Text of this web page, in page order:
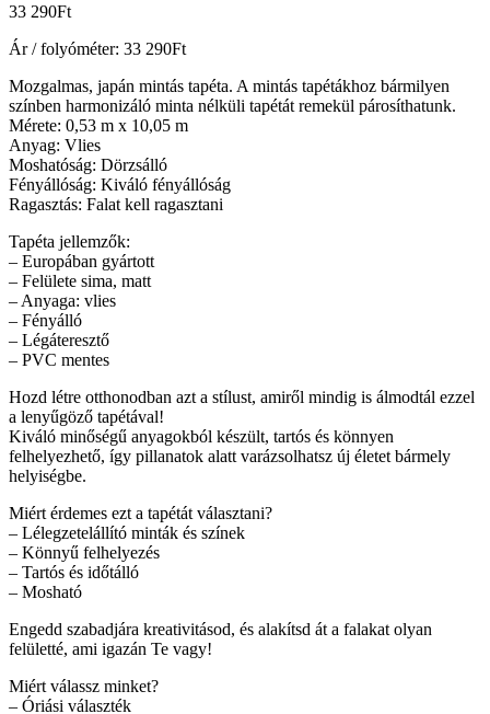
33 290Ft
Ár / folyóméter: 33 290Ft
Mozgalmas, japán mintás tapéta. A mintás tapétákhoz bármilyen
színben harmonizáló minta nélküli tapétát remekül párosíthatunk.
Mérete: 0,53 m x 10,05 m
Anyag: Vlies
Moshatóság: Dörzsálló
Fényállóság: Kiváló fényállóság
Ragasztás: Falat kell ragasztani
Tapéta jellemzők:
– Europában gyártott
– Felülete sima, matt
– Anyaga: vlies
– Fényálló
– Légáteresztő
– PVC mentes
Hozd létre otthonodban azt a stílust, amiről mindig is álmodtál ezzel
a lenyűgöző tapétával!
Kiváló minőségű anyagokból készült, tartós és könnyen
felhelyezhető, így pillanatok alatt varázsolhatsz új életet bármely
helyiségbe.
Miért érdemes ezt a tapétát választani?
– Lélegzetelállító minták és színek
– Könnyű felhelyezés
– Tartós és időtálló
– Mosható
Engedd szabadjára kreativitásod, és alakítsd át a falakat olyan
felületté, ami igazán Te vagy!
Miért válassz minket?
– Óriási választék